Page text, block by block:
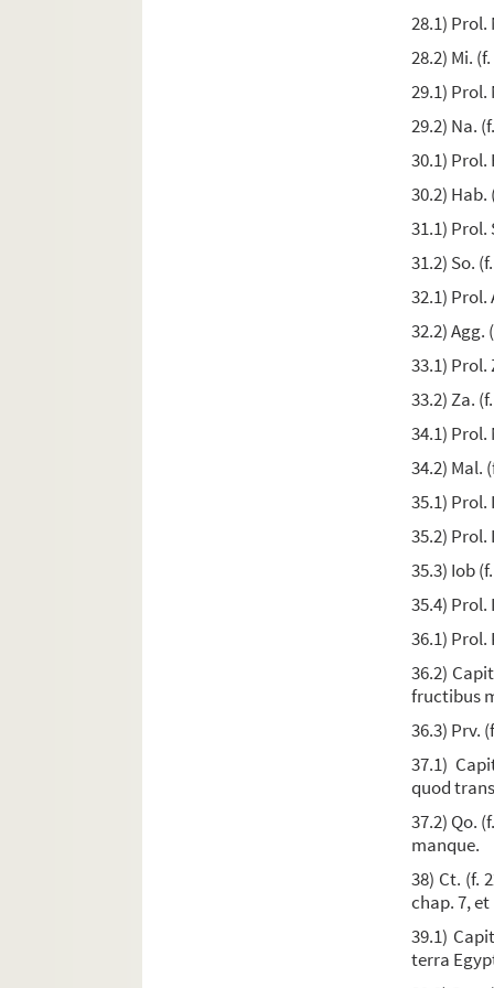
Ms. 148. « Oraisons pour tous les jours de
Ms. 149. Traductions des ouvrages
Ms. 150. Traductions latines des ouvrages
Ms. 151. Traductions des ouvrages de S.
Ms. 152. [Titre absent ou non renseigné]
In Psalmum CXIII
28.1) Prol.
28.2) Mi.
29.1) Prol.
29.2) Na.
30.1) Prol.
30.2) Hab.
31.1) Prol.
31.2) So.
32.1) Prol.
32.2) Agg.
33.1) Prol.
33.2) Za.
34.1) Prol.
34.2) Mal.
35.1) Prol.
35.2) Prol.
35.3) Iob
35.4) Prol.
36.1) Prol.
36.2)
fructibus
36.3) Prv.
37.1)
quod
37.2) Qo.
manque.
38) Ct. (f.
chap. 7,
39.1)
terra